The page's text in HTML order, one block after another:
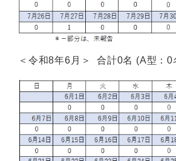
＜令和8年6月＞ 合計0名 (A型：0